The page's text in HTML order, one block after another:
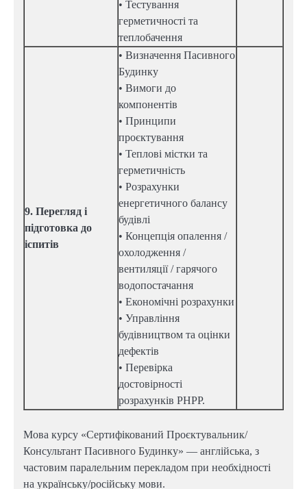
• Тестування
герметичності та
теплобачення
9. Перегляд і
підготовка до
іспитів
• Визначення Пасивного
Будинку
• Вимоги до
компонентів
• Принципи
проєктування
• Теплові містки та
герметичність
• Розрахунки
енергетичного балансу
будівлі
• Концепція опалення /
охолодження /
вентиляції / гарячого
водопостачання
• Економічні розрахунки
• Управління
будівництвом та оцінки
дефектів
• Перевірка
достовірності
розрахунків PHPP.
Мова курсу «Сертифікований Проєктувальник/
Консультант Пасивного Будинку» — англійська, з
частовим паралельним перекладом при необхідності
на українську/російську мови.